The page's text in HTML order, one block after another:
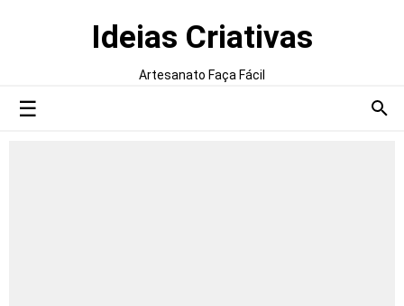
Ideias Criativas
Artesanato Faça Fácil